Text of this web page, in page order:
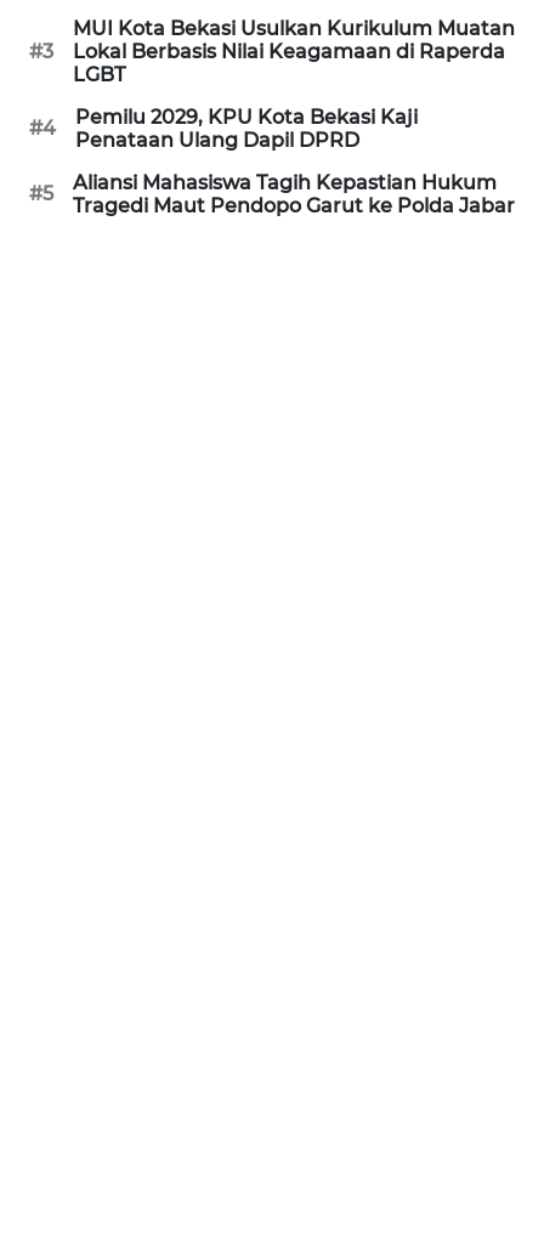
#3
MUI Kota Bekasi Usulkan Kurikulum Muatan
Lokal Berbasis Nilai Keagamaan di Raperda
LGBT
#4
Pemilu 2029, KPU Kota Bekasi Kaji
Penataan Ulang Dapil DPRD
#5
Aliansi Mahasiswa Tagih Kepastian Hukum
Tragedi Maut Pendopo Garut ke Polda Jabar
WN
SULTENG
WN